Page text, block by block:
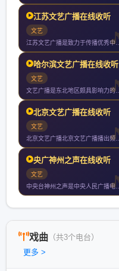
江苏文艺广播在线收听
文艺
江苏文艺广播是致力于传播优秀中国文化的专业化文艺电台覆盖南京
哈尔滨文艺广播在线收听
文艺
文艺广播是东北地区颇具影响力的广播频率之一收听范围覆盖黑龙江
北京文艺广播在线收听
文艺
北京文艺广播北京文艺广播播出频率创建于年月日覆盖北京市全部城
央广神州之声在线收听
文艺
中央台神州之声是中央人民广播电台专门为台湾及海外听众服务的两
戏曲 （共3个电台）
更多 >